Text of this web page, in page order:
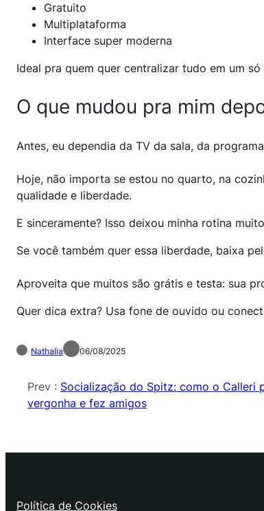
Gratuito
Multiplataforma
Interface super moderna
Ideal pra quem quer centralizar tudo em um só
O que mudou pra mim
Antes, eu dependia da TV da sala, da
Hoje, não importa se estou no quarto, na
qualidade e liberdade.
E sinceramente? Isso deixou minha rotina
Se você também quer essa liberdade, baixa
Aproveita que muitos são grátis e testa: sua
Quer dica extra? Usa fone de ouvido ou
Nathalia 06/08/2025
Prev : Socialização do Spitz: como o Calleri
vergonha e fez amigos
Política de Cookies